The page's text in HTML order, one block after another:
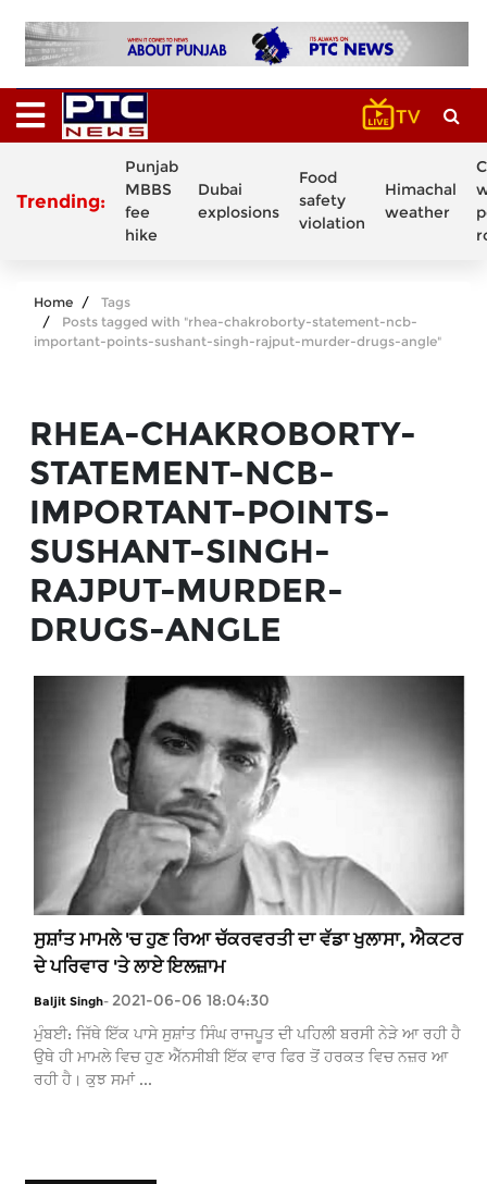
Trending:
Punjab
MBBS
fee
hike
Dubai
explosions
Food
safety
violation
Himachal
weather
Home
Tags
Posts tagged with "rhea-chakroborty-statement-ncb-
important-points-sushant-singh-rajput-murder-drugs-angle"
RHEA-CHAKROBORTY-
STATEMENT-NCB-
IMPORTANT-POINTS-
SUSHANT-SINGH-
RAJPUT-MURDER-
DRUGS-ANGLE
ਸੁਸ਼ਾਂਤ ਮਾਮਲੇ 'ਚ ਹੁਣ ਰਿਆ ਚੱਕਰਵਰਤੀ ਦਾ ਵੱਡਾ ਖੁਲਾਸਾ, ਐਕਟਰ
ਦੇ ਪਰਿਵਾਰ 'ਤੇ ਲਾਏ ਇਲਜ਼ਾਮ
Baljit Singh- 2021-06-06 18:04:30
ਮੁੰਬਈ: ਜਿੱਥੇ ਇੱਕ ਪਾਸੇ ਸੁਸ਼ਾਂਤ ਸਿੰਘ ਰਾਜਪੂਤ ਦੀ ਪਹਿਲੀ ਬਰਸੀ ਨੇੜੇ ਆ ਰਹੀ ਹੈ
ਉਥੇ ਹੀ ਮਾਮਲੇ ਵਿਚ ਹੁਣ ਐੱਨਸੀਬੀ ਇੱਕ ਵਾਰ ਫਿਰ ਤੋਂ ਹਰਕਤ ਵਿਚ ਨਜ਼ਰ ਆ
ਰਹੀ ਹੈ। ਕੁਝ ਸਮਾਂ ...